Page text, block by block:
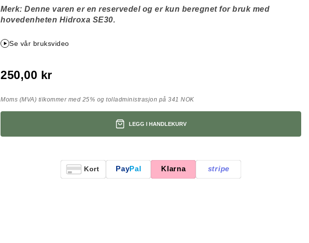
Merk: Denne varen er en reservedel og er kun beregnet for bruk med
hovedenheten Hidroxa SE30.
Se vår bruksvideo
250,00 kr
Moms (MVA) tilkommer med 25% og tolladministrasjon på 341 NOK
LEGG I HANDLEKURV
Kort PayPal Klarna stripe